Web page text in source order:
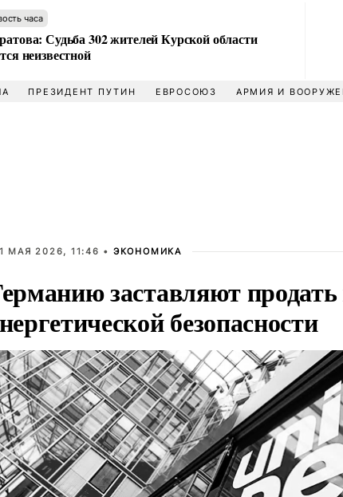
часа
Судьба 302 жителей Курской области
неизвестной
ПРЕЗИДЕНТ ПУТИН ЕВРОСОЮЗ АРМИЯ И
МАЯ 2026, 11:46 • ЭКОНОМИКА
заставляют продать
безопасности